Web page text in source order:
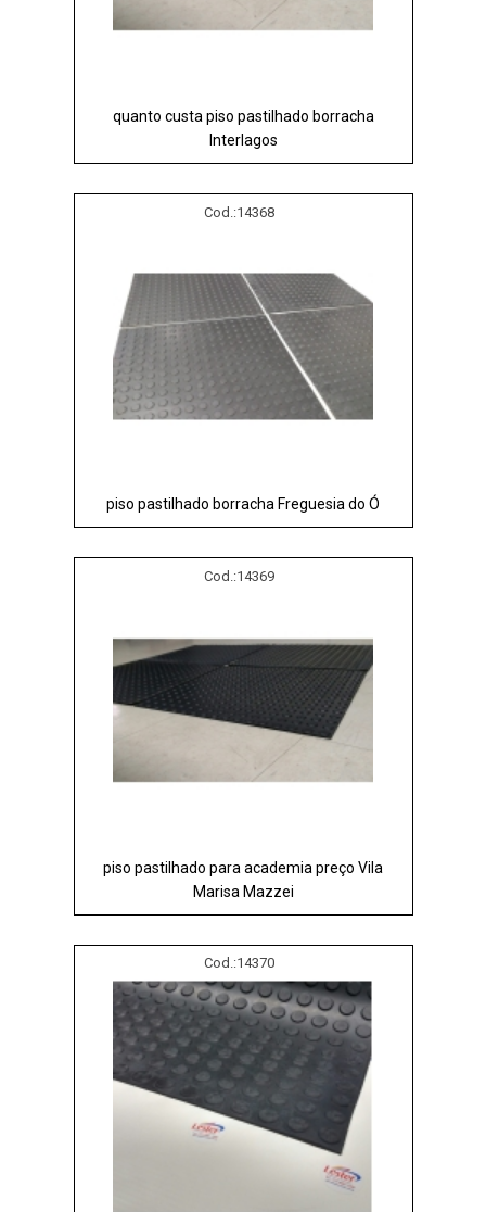
quanto custa piso pastilhado borracha
Interlagos
Cod.:14368
piso pastilhado borracha Freguesia do Ó
Cod.:14369
piso pastilhado para academia preço Vila
Marisa Mazzei
Cod.:14370